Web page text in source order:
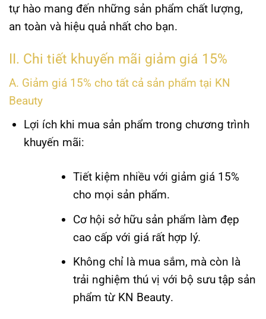
tự hào mang đến những sản phẩm chất lượng,
an toàn và hiệu quả nhất cho bạn.
II. Chi tiết khuyến mãi giảm giá 15%
A. Giảm giá 15% cho tất cả sản phẩm tại KN
Beauty
Lợi ích khi mua sản phẩm trong chương trình
khuyến mãi:
Tiết kiệm nhiều với giảm giá 15%
cho mọi sản phẩm.
Cơ hội sở hữu sản phẩm làm đẹp
cao cấp với giá rất hợp lý.
Không chỉ là mua sắm, mà còn là
trải nghiệm thú vị với bộ sưu tập sản
phẩm từ KN Beauty.